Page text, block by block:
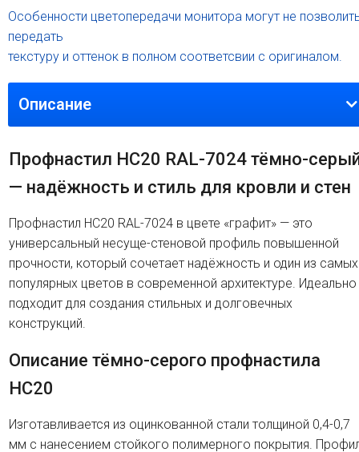
Особенности цветопередачи монитора могут не
передать
текстуру и оттенок в полном соответсвии с оригиналом.
Описание
Профнастил HC20 RAL-7024 тёмно-
— надёжность и стиль для кровли и стен
Профнастил HC20 RAL-7024 в цвете «графит» — это
универсальный несуще-стеновой профиль повышенной
прочности, который сочетает надёжность и один из самых
популярных цветов в современной архитектуре. Идеально
подходит для создания стильных и долговечных
конструкций.
Описание тёмно-серого профнастила
HC20
Изготавливается из оцинкованной стали толщиной 0,4-0,7
мм с нанесением стойкого полимерного покрытия.